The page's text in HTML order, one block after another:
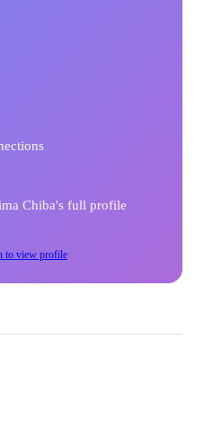
Chiba's full profile
to view profile